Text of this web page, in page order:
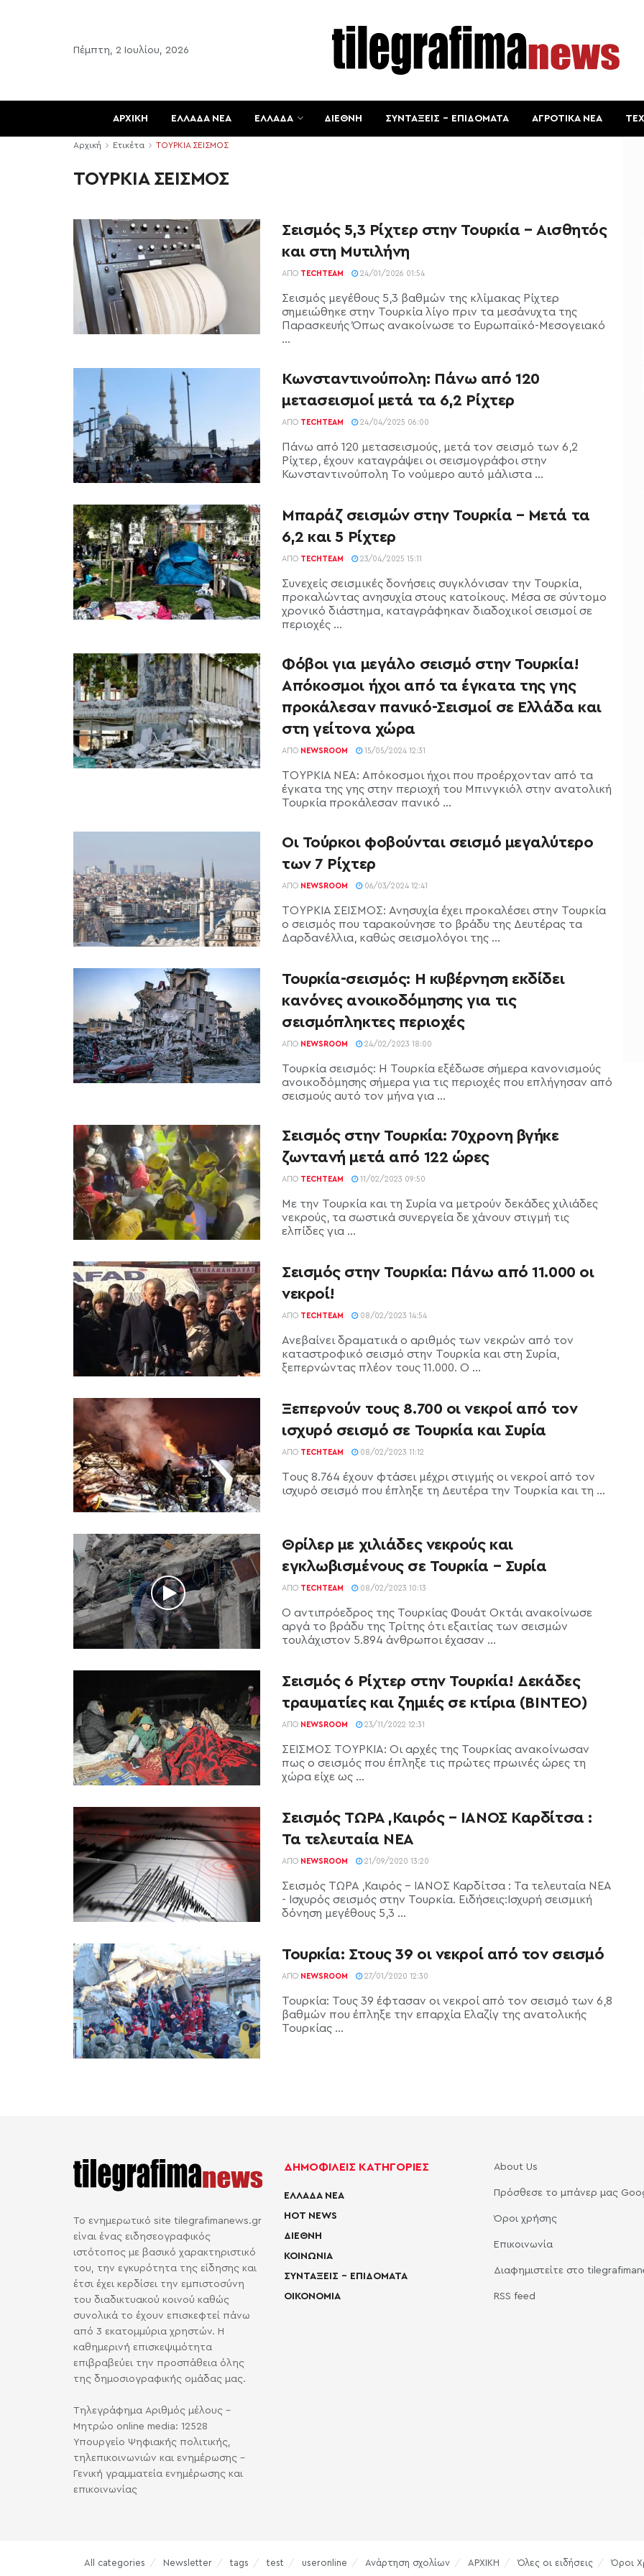
Πέμπτη, 2 Ιουλίου, 2026
ΑΡΧΙΚΗ ΕΛΛΑΔΑ ΝΕΑ ΕΛΛΑΔΑ ΔΙΕΘΝΗ ΣΥΝΤΑΞΕΙΣ – ΕΠΙΔΟΜΑΤΑ ΑΓΡΟΤΙΚΑ ΝΕΑ
Αρχική Ετικέτα ΤΟΥΡΚΙΑ ΣΕΙΣΜΟΣ
ΤΟΥΡΚΙΑ ΣΕΙΣΜΟΣ
Σεισμός 5,3 Ρίχτερ στην Τουρκία – Αισθητός
και στη Μυτιλήνη
ΑΠΌ TECHTEAM 24/01/2026 01:54
Σεισμός μεγέθους 5,3 βαθμών της κλίμακας Ρίχτερ
σημειώθηκε στην Τουρκία λίγο πριν τα μεσάνυχτα της
Παρασκευής Όπως ανακοίνωσε το Ευρωπαϊκό-Μεσογειακό
...
Κωνσταντινούπολη: Πάνω από 120
μετασεισμοί μετά τα 6,2 Ρίχτερ
ΑΠΌ TECHTEAM 24/04/2025 06:00
Πάνω από 120 μετασεισμούς, μετά τον σεισμό των 6,2
Ρίχτερ, έχουν καταγράψει οι σεισμογράφοι στην
Κωνσταντινούπολη Το νούμερο αυτό μάλιστα ...
Μπαράζ σεισμών στην Τουρκία – Μετά τα
6,2 και 5 Ρίχτερ
ΑΠΌ TECHTEAM 23/04/2025 15:11
Συνεχείς σεισμικές δονήσεις συγκλόνισαν την Τουρκία,
προκαλώντας ανησυχία στους κατοίκους. Μέσα σε σύντομο
χρονικό διάστημα, καταγράφηκαν διαδοχικοί σεισμοί σε
περιοχές ...
Φόβοι για μεγάλο σεισμό στην Τουρκία!
Απόκοσμοι ήχοι από τα έγκατα της γης
προκάλεσαν πανικό-Σεισμοί σε Ελλάδα και
στη γείτονα χώρα
ΑΠΌ NEWSROOM 15/05/2024 12:31
ΤΟΥΡΚΙΑ ΝΕΑ: Απόκοσμοι ήχοι που προέρχονταν από τα
έγκατα της γης στην περιοχή του Μπινγκιόλ στην ανατολική
Τουρκία προκάλεσαν πανικό ...
Οι Τούρκοι φοβούνται σεισμό μεγαλύτερο
των 7 Ρίχτερ
ΑΠΌ NEWSROOM 06/03/2024 12:41
ΤΟΥΡΚΙΑ ΣΕΙΣΜΟΣ: Ανησυχία έχει προκαλέσει στην Τουρκία
ο σεισμός που ταρακούνησε το βράδυ της Δευτέρας τα
Δαρδανέλλια, καθώς σεισμολόγοι της ...
Τουρκία-σεισμός: Η κυβέρνηση εκδίδει
κανόνες ανοικοδόμησης για τις
σεισμόπληκτες περιοχές
ΑΠΌ NEWSROOM 24/02/2023 18:00
Τουρκία σεισμός: Η Τουρκία εξέδωσε σήμερα κανονισμούς
ανοικοδόμησης σήμερα για τις περιοχές που επλήγησαν από
σεισμούς αυτό τον μήνα για ...
Σεισμός στην Τουρκία: 70χρονη βγήκε
ζωντανή μετά από 122 ώρες
ΑΠΌ TECHTEAM 11/02/2023 09:50
Με την Τουρκία και τη Συρία να μετρούν δεκάδες χιλιάδες
νεκρούς, τα σωστικά συνεργεία δε χάνουν στιγμή τις
ελπίδες για ...
Σεισμός στην Τουρκία: Πάνω από 11.000 οι
νεκροί!
ΑΠΌ TECHTEAM 08/02/2023 14:54
Ανεβαίνει δραματικά ο αριθμός των νεκρών από τον
καταστροφικό σεισμό στην Τουρκία και στη Συρία,
ξεπερνώντας πλέον τους 11.000. Ο ...
Ξεπερνούν τους 8.700 οι νεκροί από τον
ισχυρό σεισμό σε Τουρκία και Συρία
ΑΠΌ TECHTEAM 08/02/2023 11:12
Tους 8.764 έχουν φτάσει μέχρι στιγμής οι νεκροί από τον
ισχυρό σεισμό που έπληξε τη Δευτέρα την Τουρκία και τη ...
Θρίλερ με χιλιάδες νεκρούς και
εγκλωβισμένους σε Τουρκία – Συρία
ΑΠΌ TECHTEAM 08/02/2023 10:13
Ο αντιπρόεδρος της Τουρκίας Φουάτ Οκτάι ανακοίνωσε
αργά το βράδυ της Τρίτης ότι εξαιτίας των σεισμών
τουλάχιστον 5.894 άνθρωποι έχασαν ...
Σεισμός 6 Ρίχτερ στην Τουρκία! Δεκάδες
τραυματίες και ζημιές σε κτίρια (ΒΙΝΤΕΟ)
ΑΠΌ NEWSROOM 23/11/2022 12:31
ΣΕΙΣΜΟΣ ΤΟΥΡΚΙΑ: Οι αρχές της Τουρκίας ανακοίνωσαν
πως ο σεισμός που έπληξε τις πρώτες πρωινές ώρες τη
χώρα είχε ως ...
Σεισμός ΤΩΡΑ ,Καιρός – ΙΑΝΟΣ Καρδίτσα :
Τα τελευταία ΝΕΑ
ΑΠΌ NEWSROOM 21/09/2020 13:20
Σεισμός ΤΩΡΑ ,Καιρός - ΙΑΝΟΣ Καρδίτσα : Τα τελευταία ΝΕΑ
- Ισχυρός σεισμός στην Τουρκία. Ειδήσεις:Ισχυρή σεισμική
δόνηση μεγέθους 5,3 ...
Τουρκία: Στους 39 οι νεκροί από τον σεισμό
ΑΠΌ NEWSROOM 27/01/2020 12:30
Τουρκία: Τους 39 έφτασαν οι νεκροί από τον σεισμό των 6,8
βαθμών που έπληξε την επαρχία Ελαζίγ της ανατολικής
Τουρκίας ...
Το ενημερωτικό site tilegrafimanews.gr
είναι ένας ειδησεογραφικός
ιστότοπος με βασικό χαρακτηριστικό
του, την εγκυρότητα της είδησης και
έτσι έχει κερδίσει την εμπιστοσύνη
του διαδικτυακού κοινού καθώς
συνολικά το έχουν επισκεφτεί πάνω
από 3 εκατομμύρια χρηστών. Η
καθημερινή επισκεψιμότητα
επιβραβεύει την προσπάθεια όλης
της δημοσιογραφικής ομάδας μας.
Τηλεγράφημα Αριθμός μέλους -
Μητρώο online media: 12528
Υπουργείο Ψηφιακής πολιτικής,
τηλεπικοινωνιών και ενημέρωσης -
Γενική γραμματεία ενημέρωσης και
επικοινωνίας
ΔΗΜΟΦΙΛΕΙΣ ΚΑΤΗΓΟΡΙΕΣ
ΕΛΛΑΔΑ ΝΕΑ
HOT NEWS
ΔΙΕΘΝΗ
ΚΟΙΝΩΝΙΑ
ΣΥΝΤΑΞΕΙΣ – ΕΠΙΔΟΜΑΤΑ
ΟΙΚΟΝΟΜΙΑ
About Us
Πρόσθεσε το μπάνερ μας
Όροι χρήσης
Επικοινωνία
Διαφημιστείτε στο
RSS feed
All categories Newsletter tags test useronline Ανάρτηση σχολίων ΑΡΧΙΚΗ Όλες οι ειδήσεις
Όροι